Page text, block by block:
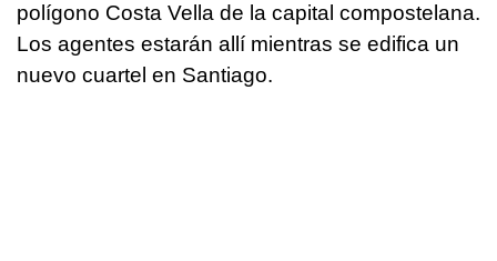
polígono Costa Vella de la capital compostelana.
Los agentes estarán allí mientras se edifica un
nuevo cuartel en Santiago.